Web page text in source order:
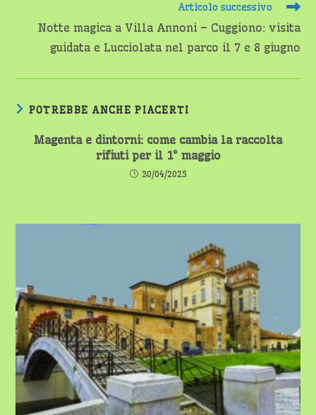
Articolo successivo
Notte magica a Villa Annoni – Cuggiono: visita
guidata e Lucciolata nel parco il 7 e 8 giugno
POTREBBE ANCHE PIACERTI
Magenta e dintorni: come cambia la raccolta
rifiuti per il 1° maggio
30/04/2025